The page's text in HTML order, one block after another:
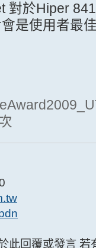
對於Hiper
是使用者最
此回覆或發言